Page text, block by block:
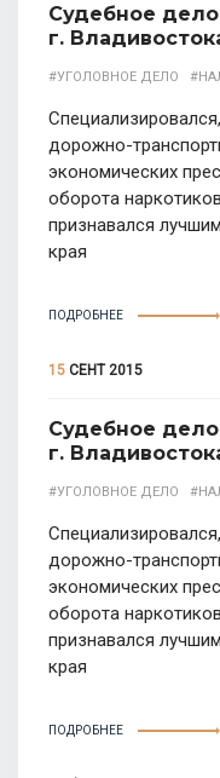
Судебное
г.
#УГОЛОВНОЕ ДЕЛО
дорожно-
экономических
оборота
признавался
края
ПОДРОБНЕЕ
15 СЕНТ 2015
Судебное
г.
#УГОЛОВНОЕ ДЕЛО
дорожно-
экономических
оборота
признавался
края
ПОДРОБНЕЕ